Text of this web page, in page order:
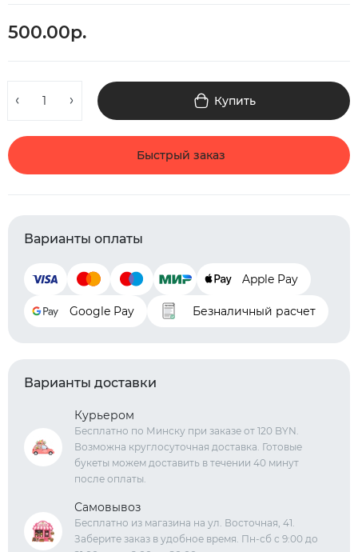
500.00р.
Купить
Быстрый заказ
Варианты оплаты
Apple Pay
Google Pay Безналичный расчет
Варианты доставки
Курьером
Бесплатно по Минску при заказе от 120 BYN.
Возможна круглосуточная доставка. Готовые
букеты можем доставить в течении 40 минут
после оплаты.
Самовывоз
Бесплатно из магазина на ул. Восточная, 41.
Заберите заказ в удобное время. Пн-сб с 9:00 до